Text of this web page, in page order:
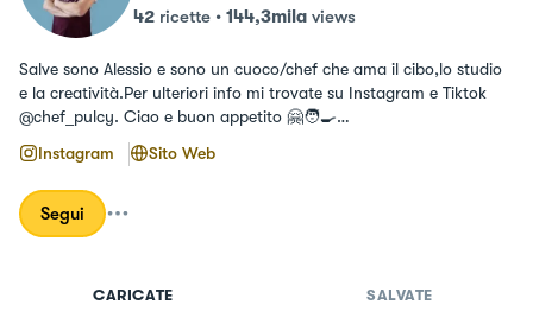
42 ricette • 144,3mila views
Salve sono Alessio e sono un cuoco/chef che ama il cibo,lo studio
e la creatività.Per ulteriori info mi trovate su Instagram e Tiktok
@chef_pulcy. Ciao e buon appetito 🤗🧑‍🍳
https://bit.ly/34BQApp
Instagram Sito Web
Segui
CARICATE SALVATE